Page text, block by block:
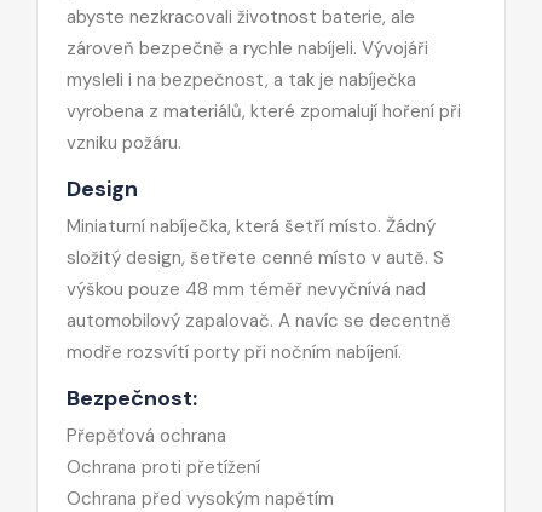
abyste nezkracovali životnost baterie, ale
zároveň bezpečně a rychle nabíjeli. Vývojáři
mysleli i na bezpečnost, a tak je nabíječka
vyrobena z materiálů, které zpomalují hoření při
vzniku požáru.
Design
Miniaturní nabíječka, která šetří místo. Žádný
složitý design, šetřete cenné místo v autě. S
výškou pouze 48 mm téměř nevyčnívá nad
automobilový zapalovač. A navíc se decentně
modře rozsvítí porty při nočním nabíjení.
Bezpečnost:
Přepěťová ochrana
Ochrana proti přetížení
Ochrana před vysokým napětím